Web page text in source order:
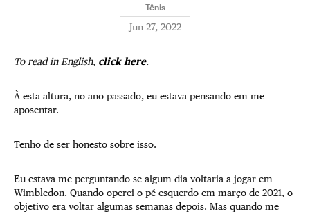
Tênis
Jun 27, 2022
To read in English, click here.
À esta altura, no ano passado, eu estava pensando em me
aposentar.
Tenho de ser honesto sobre isso.
Eu estava me perguntando se algum dia voltaria a jogar em
Wimbledon. Quando operei o pé esquerdo em março de 2021, o
objetivo era voltar algumas semanas depois. Mas quando me